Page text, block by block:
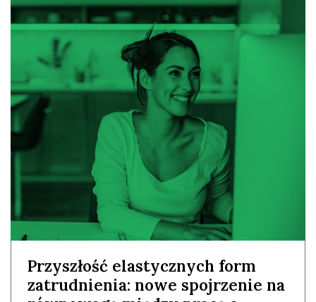
Przyszłość elastycznych form
zatrudnienia: nowe spojrzenie na